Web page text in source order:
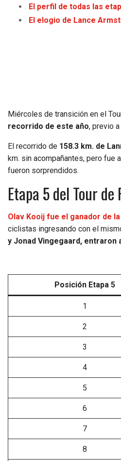
El perfil de todas las
El elogio de Lance
Miércoles de transición en el
recorrido de este año, previo
El recorrido de 158.3 km. de
km. sin acompañantes, pero fue
fueron sorprendidos.
Etapa 5 del Tour
Olav Kooij fue el ganador de
ciclistas ingresando con el
y Jonad Vingegaard, entraron
Posición Etapa 5
1
2
3
4
5
6
7
8